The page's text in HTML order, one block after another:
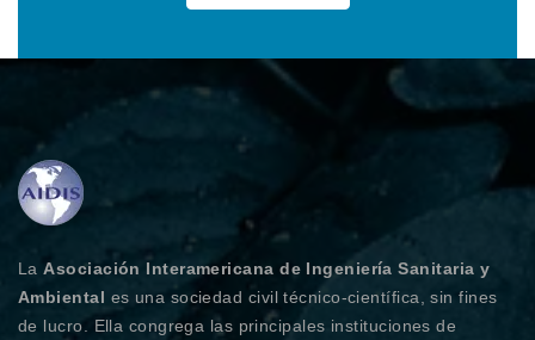
LaAsociación Interamericana de Ingeniería Sanitaria y
Ambiental es una sociedad civil técnico-científica, sin fines
de lucro. Ella congrega las principales instituciones de